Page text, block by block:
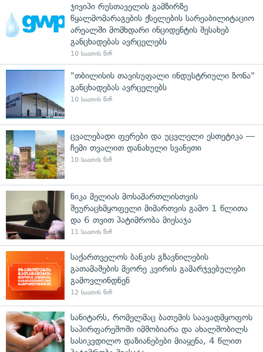
ჯივიპი რუსთაველის გამზირზე
წყალმომარაგების ქსელების სარეაბილიტაციო
არეალში მომხდარი ინციდენტის შესახებ
განცხადებას ავრცელებს
10 საათის წინ
"თბილისის თავისუფალი ინდუსტრიული ზონა"
განცხადებას ავრცელებს
10 საათის წინ
ცვალებადი ფერები და უცვლელი ესთეტიკა —
ჩემი თვალით დანახული სვანეთი
10 საათის წინ
ნიკა მელიას მოსამართლისთვის
შეურაცხმყოფელი მიმართვის გამო 1 წლითა
და 6 თვით პატიმრობა მიესაჯა
11 საათის წინ
საქართველოს ბანკის გზავნილების
გათამაშების მეორე კვირის გამარჯვებულები
გამოვლინდნენ
12 საათის წინ
სანიტარს, რომელმაც ბათუმის საავადმყოფოს
საპირფარეშოში იმშობიარა და ახალშობილს
სასიკვდილო დაზიანებები მიაყენა, 4 წლით